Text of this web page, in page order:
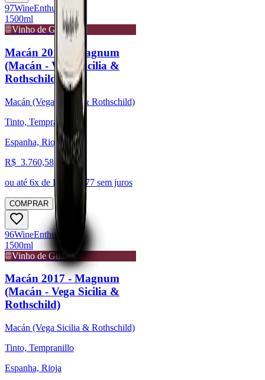
97WineEnthusiast
1500ml
Vinho de Guarda
Macán 2019 - Magnum
(Macán - Vega Sicilia &
Rothschild)
Macán (Vega Sicilia & Rothschild)
Tinto, Tempranillo
Espanha, Rioja
R$ 3.760,58
ou até 6x de R$ 626,77 sem juros
COMPRAR
96WineEnthusiast
1500ml
Vinho de Guarda
Macán 2017 - Magnum
(Macán - Vega Sicilia &
Rothschild)
Macán (Vega Sicilia & Rothschild)
Tinto, Tempranillo
Espanha, Rioja